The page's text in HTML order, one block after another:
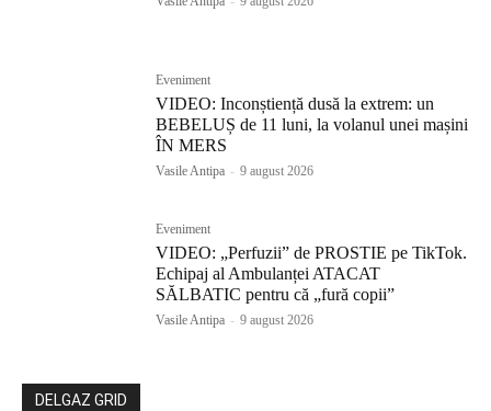
Eveniment
VIDEO: Inconștiență dusă la extrem: un
BEBELUȘ de 11 luni, la volanul unei mașini
ÎN MERS
Vasile Antipa - 9 august 2026
Eveniment
VIDEO: „Perfuzii” de PROSTIE pe TikTok.
Echipaj al Ambulanței ATACAT
SĂLBATIC pentru că „fură copii”
Vasile Antipa - 9 august 2026
DELGAZ GRID